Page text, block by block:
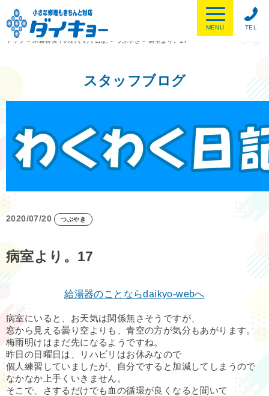
TEL
MENU
トップ
> 木暮喜美子のわくわく日記 > つぶやき >病室より。17
スタッフブログ
2020/07/20 つぶやき
病室より。17
給湯器のことならdaikyo-webへ
病室にいると、お天気は関係無さそうですが、
窓から見える曇り空よりも、青空の方が気分もあがります。
梅雨明けはまだ先になるようですね。
昨日の日曜日は、リハビリはお休みなので
個人練習していましたが、自分ですると加減してしまうので
なかなか上手くいきません。
そこで、さするだけでも血の循環が良くなると聞いて